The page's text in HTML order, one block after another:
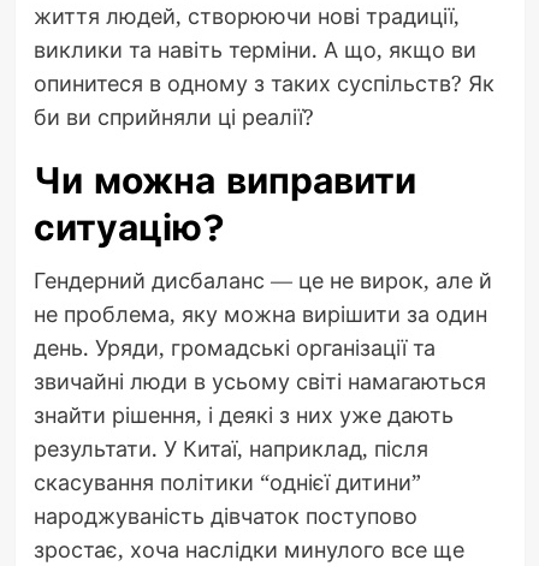
життя людей, створюючи нові традиції,
виклики та навіть терміни. А що, якщо ви
опинитеся в одному з таких суспільств? Як
би ви сприйняли ці реалії?
Чи можна виправити
ситуацію?
Гендерний дисбаланс — це не вирок, але й
не проблема, яку можна вирішити за один
день. Уряди, громадські організації та
звичайні люди в усьому світі намагаються
знайти рішення, і деякі з них уже дають
результати. У Китаї, наприклад, після
скасування політики “однієї дитини”
народжуваність дівчаток поступово
зростає, хоча наслідки минулого все ще